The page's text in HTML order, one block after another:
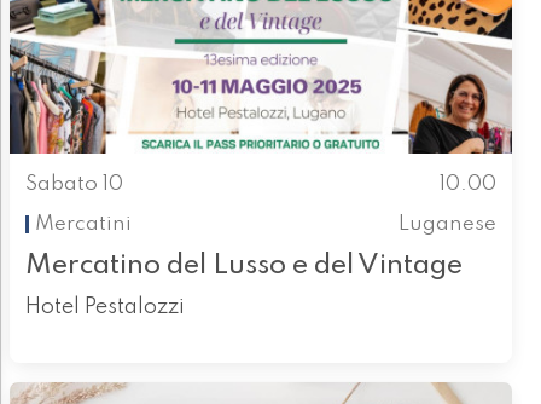
Sabato 10
10.00
Mercatini
Luganese
Mercatino del Lusso e del Vintage
Hotel Pestalozzi